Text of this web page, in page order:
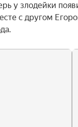
у злодейки
с другом